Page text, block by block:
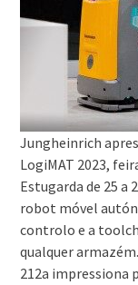
Jungheinrich
LogiMAT 2023,
Estugarda de 25 a
robot móvel
controlo e a
qualquer
212a impressiona